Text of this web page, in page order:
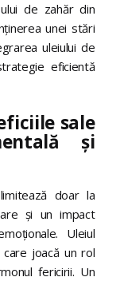
de zahăr din
unei stări
uleiului de
eficientă
sale
și
doar la
și un impact
Uleiul
joacă un rol
fericirii. Un